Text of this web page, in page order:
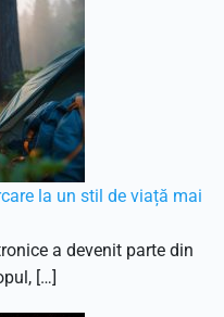
la un stil de viață mai
a devenit parte din
[…]